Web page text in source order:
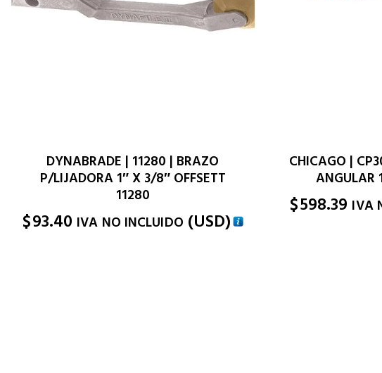
DYNABRADE | 11280 | BRAZO
P/LIJADORA 1″ X 3/8″ OFFSETT
11280
$93.40 IVA NO INCLUIDO (USD)
CHICAGO |
ANGULAR
$598.39 IVA